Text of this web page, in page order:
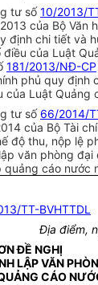
tư số10/2013/
của Bộ Văn
định chi tiết và
điều của Luật
181/2013/NĐ-CP
phủ quy định
của Luật Quảng
tư số 66/2014/
của Bộ Tài
độ thu, nộp lệ
văn phòng đại
quảng cáo nước
TT-BVHTTDL
Địa điểm,
ĐỀ NGHỊ
LẬP VĂN
CÁO